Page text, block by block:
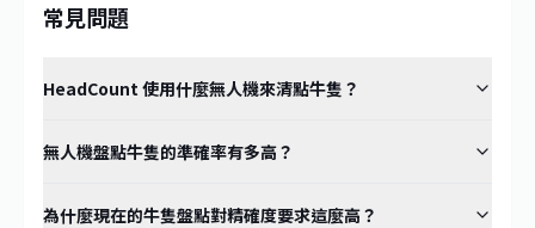
常見問題
HeadCount 使用什麼無人機來清點牛隻？
無人機盤點牛隻的準確率有多高？
為什麼現在的牛隻盤點對精確度要求這麼高？